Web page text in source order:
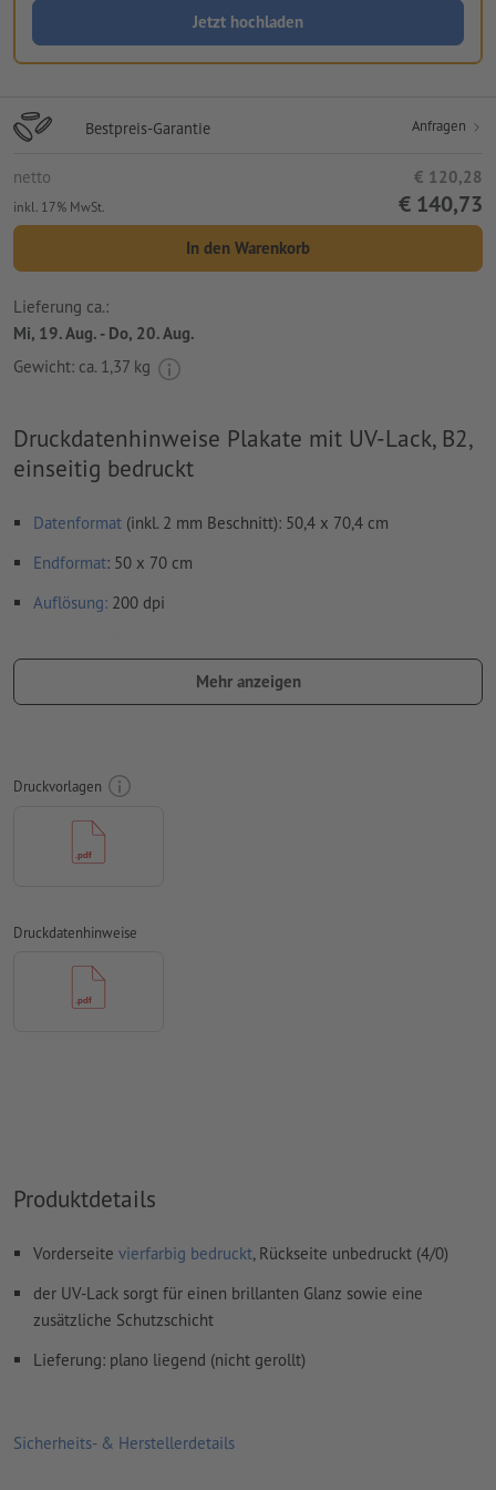
Jetzt hochladen
Bestpreis-Garantie Anfragen
netto € 120,28
inkl. 17% MwSt. € 140,73
In den Warenkorb
Lieferung ca.:
Mi, 19. Aug. - Do, 20. Aug.
Gewicht: ca. 1,37 kg
Druckdatenhinweise Plakate mit UV-Lack, B2,
einseitig bedruckt
Datenformat (inkl. 2 mm Beschnitt): 50,4 x 70,4 cm
Endformat: 50 x 70 cm
Auflösung: 200 dpi
Schriftenmüssen vollständig eingebettet oder in Kurven
Farbmodus:CMYK, FOGRA51 (PSO Coated v3) für gestrichene
Papiere, FOGRA52 (PSO Uncoated v3 FOGRA52) für
ungestrichene Papiere
Rechtschreib- und Satzfehler
Mehr anzeigen
Druckvorlagen
Druckdatenhinweise
Produktdetails
Vorderseite vierfarbig bedruckt, Rückseite unbedruckt (4/0)
der UV-Lack sorgt für einen brillanten Glanz sowie eine
zusätzliche Schutzschicht
Lieferung: plano liegend (nicht gerollt)
Sicherheits- & Herstellerdetails